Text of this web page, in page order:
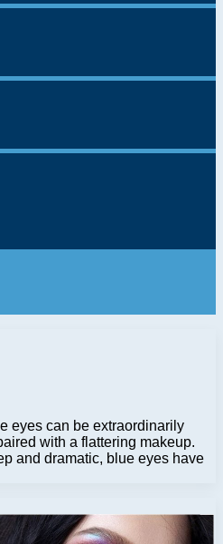
eyes can be extraordinarily
with a flattering makeup.
and dramatic, blue eyes have